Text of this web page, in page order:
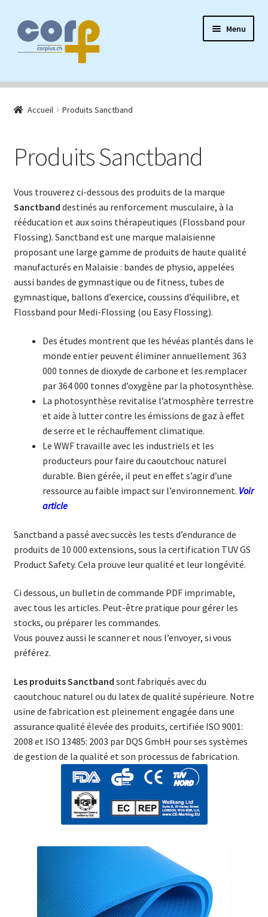
Aller
à
la
Aller
au
contenu
Menu
Accueil
Produits Sanctband
Filtres à eau
F.A.Q.
Accueil Produits Sanctband
Produits Sanctband
Vous trouverez ci-dessous des produits de la marque
Sanctband destinés au renforcement musculaire, à la
rééducation et aux soins thérapeutiques (Flossband pour
Flossing). Sanctband est une marque malaisienne
proposant une large gamme de produits de haute qualité
manufacturés en Malaisie : bandes de physio, appelées
aussi bandes de gymnastique ou de fitness, tubes de
gymnastique, ballons d’exercice, coussins d’équilibre, et
Flossband pour Medi-Flossing (ou Easy Flossing).
Des études montrent que les hévéas plantés dans le
monde entier peuvent éliminer annuellement 363
000 tonnes de dioxyde de carbone et les remplacer
par 364 000 tonnes d’oxygène par la photosynthèse.
La photosynthèse revitalise l’atmosphère terrestre
et aide à lutter contre les émissions de gaz à effet
de serre et le réchauffement climatique.
Le WWF travaille avec les industriels et les
producteurs pour faire du caoutchouc naturel
durable. Bien gérée, il peut en effet s’agir d’une
ressource au faible impact sur l’environnement. Voir
article
Sanctband a passé avec succès les tests d’endurance de
produits de 10 000 extensions, sous la certification TUV GS
Product Safety. Cela prouve leur qualité et leur longévité.
Ci dessous, un bulletin de commande PDF imprimable,
avec tous les articles. Peut-être pratique pour gérer les
stocks, ou préparer les commandes.
Vous pouvez aussi le scanner et nous l’envoyer, si vous
préférez.
Les produits Sanctband sont fabriqués avec du
caoutchouc naturel ou du latex de qualité supérieure. Notre
usine de fabrication est pleinement engagée dans une
assurance qualité élevée des produits, certifiée ISO 9001:
2008 et ISO 13485: 2003 par DQS GmbH pour ses systèmes
de gestion de la qualité et son processus de fabrication.